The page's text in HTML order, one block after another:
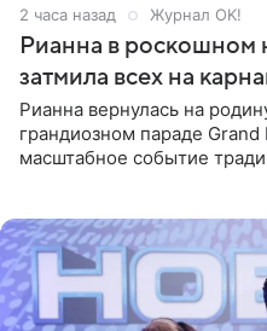
2 часа назад Журнал OK!
Рианна в роскошном
затмила всех на
Рианна вернулась на
грандиозном параде
масштабное событие